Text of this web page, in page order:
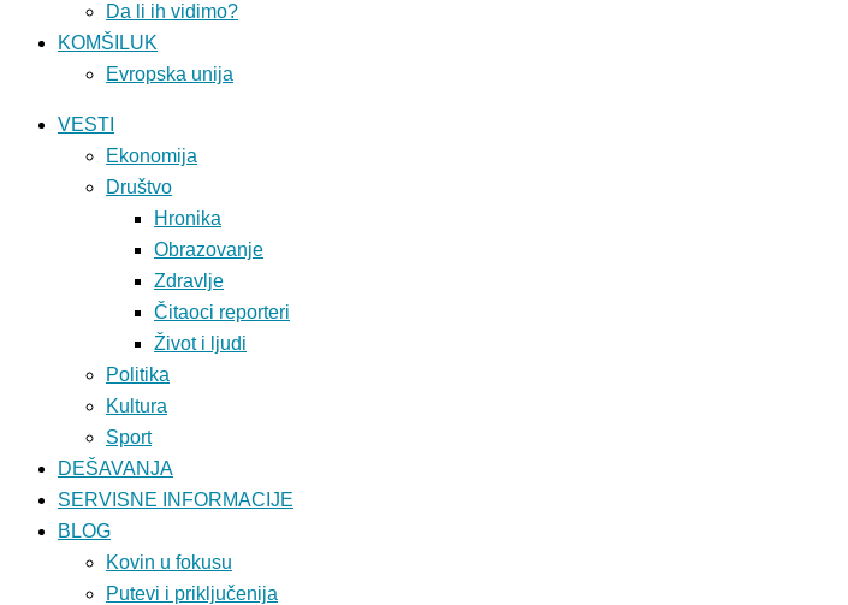
Da li ih vidimo?
KOMŠILUK
Evropska unija
VESTI
Ekonomija
Društvo
Hronika
Obrazovanje
Zdravlje
Čitaoci reporteri
Život i ljudi
Politika
Kultura
Sport
DEŠAVANJA
SERVISNE INFORMACIJE
BLOG
Kovin u fokusu
Putevi i priključenija